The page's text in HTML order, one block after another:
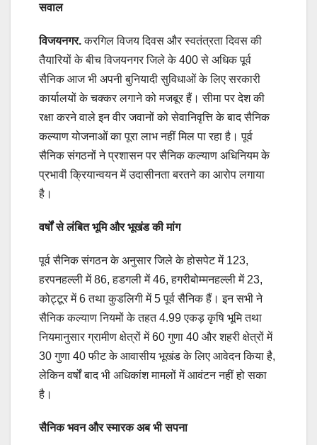
सवाल
विजयनगर.करगिल विजय दिवस और स्वतंत्रता दिवस की
तैयारियों के बीच विजयनगर जिले के 400 से अधिक पूर्व
सैनिक आज भी अपनी बुनियादी सुविधाओं के लिए सरकारी
कार्यालयों के चक्कर लगाने को मजबूर हैं। सीमा पर देश की
रक्षा करने वाले इन वीर जवानों को सेवानिवृत्ति के बाद सैनिक
कल्याण योजनाओं का पूरा लाभ नहीं मिल पा रहा है। पूर्व
सैनिक संगठनों ने प्रशासन पर सैनिक कल्याण अधिनियम के
प्रभावी क्रियान्वयन में उदासीनता बरतने का आरोप लगाया
है।
वर्षों से लंबित भूमि और भूखंड की मांग
पूर्व सैनिक संगठन के अनुसार जिले के होसपेट में 123,
हरपनहल्ली में 86, हडगली में 46, हगरीबोम्मनहल्ली में 23,
कोट्टूर में 6 तथा कुडलिगी में 5 पूर्व सैनिक हैं। इन सभी ने
सैनिक कल्याण नियमों के तहत 4.99 एकड़ कृषि भूमि तथा
नियमानुसार ग्रामीण क्षेत्रों में 60 गुणा 40 और शहरी क्षेत्रों में
30 गुणा 40 फीट के आवासीय भूखंड के लिए आवेदन किया है,
लेकिन वर्षों बाद भी अधिकांश मामलों में आवंटन नहीं हो सका
है।
सैनिक भवन और स्मारक अब भी सपना